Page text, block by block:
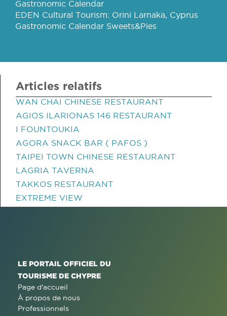
Gastronomic Calendar
EDEN Cultural Tourism: Orini Larnaka, Cyprus
Gastronomic Calendar Sweets&Pies
Articles relatifs
WAN CHAI CHINESE RESTAURANT
AGIOS ILARIONAS 146 RESTAURANT
I FOUNTOUKIA
AGORA SNACK BAR ( PAFOS )
TAIPEI TOWN CHINESE RESTAURANT
LAGRIA TAVERNA
TAKKOS RESTAURANT
EXTREME VIEW
LE PORTAIL OFFICIEL DU
TOURISME DE CHYPRE
Page d'accueil
À propos de nous
Professionnels